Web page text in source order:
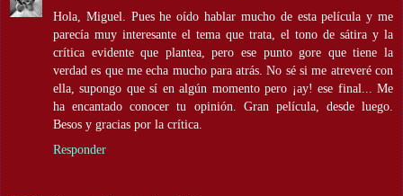
Hola, Miguel. Pues he oído hablar mucho de esta película y me
parecía muy interesante el tema que trata, el tono de sátira y la
crítica evidente que plantea, pero ese punto gore que tiene la
verdad es que me echa mucho para atrás. No sé si me atreveré con
ella, supongo que sí en algún momento pero ¡ay! ese final... Me
ha encantado conocer tu opinión. Gran película, desde luego.
Besos y gracias por la crítica.
Responder